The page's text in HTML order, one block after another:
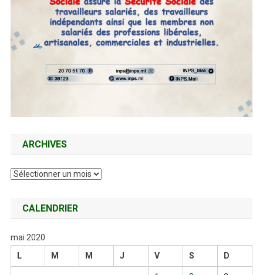
ARCHIVES
Archives
CALENDRIER
mai 2020
L
M M J V S D